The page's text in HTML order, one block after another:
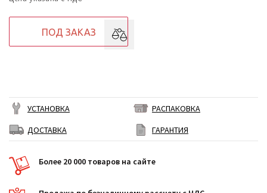
ПОД ЗАКАЗ
УСТАНОВКА
РАСПАКОВКА
ДОСТАВКА
ГАРАНТИЯ
Более 20 000 товаров на сайте